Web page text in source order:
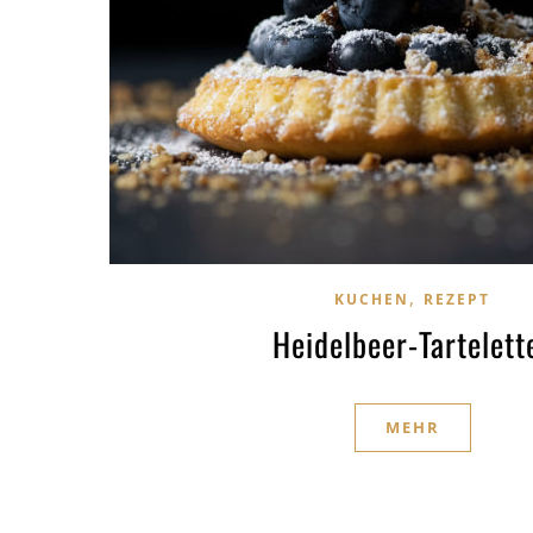
KUCHEN , REZEPT
Heidelbeer-
MEHR